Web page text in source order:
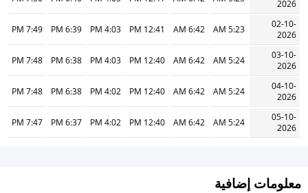
2026
02-10-
2026
5:23 AM
6:42 AM
12:41 PM
4:03 PM
6:39 PM
7:49 PM
03-10-
2026
5:24 AM
6:42 AM
12:40 PM
4:03 PM
6:38 PM
7:48 PM
04-10-
2026
5:24 AM
6:42 AM
12:40 PM
4:02 PM
6:38 PM
7:48 PM
05-10-
2026
5:24 AM
6:42 AM
12:40 PM
4:02 PM
6:37 PM
7:47 PM
معلومات إضافية